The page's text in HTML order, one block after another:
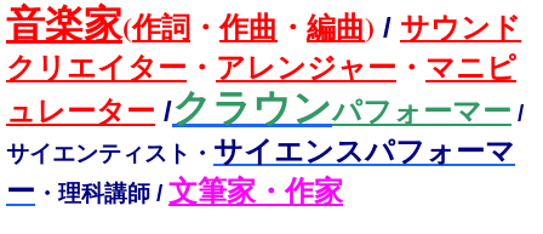
音楽家(作詞 ・作曲 ・ 編曲) / サウンド
クリエイター ・ アレンジャー ・ マニピ
ュレーター /クラウンパフォーマー /
サイエンティスト・ サイエンスパフォーマ
ー ・理科講師 / 文筆家・作家